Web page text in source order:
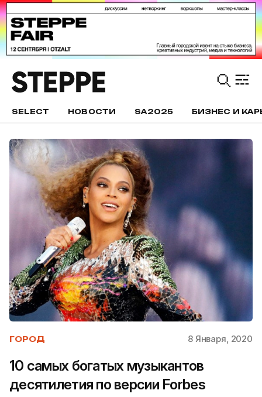
SELECT НОВОСТИ SA2025 БИЗНЕС И
ГОРОД 8 Января, 2020
10 самых богатых музыкантов
десятилетия по версии Forbes